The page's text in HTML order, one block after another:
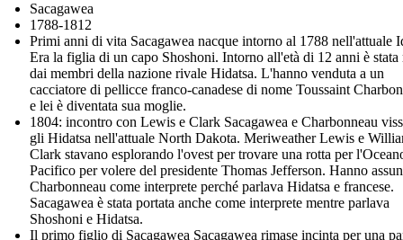
Sacagawea
1788-1812
Primi anni di vita Sacagawea nacque intorno al 1788 nell'attuale
Era la figlia di un capo Shoshoni. Intorno all'età di 12 anni è stata
dai membri della nazione rivale Hidatsa. L'hanno venduta a un
cacciatore di pellicce franco-canadese di nome Toussaint
e lei è diventata sua moglie.
1804: incontro con Lewis e Clark Sacagawea e Charbonneau
gli Hidatsa nell'attuale North Dakota. Meriweather Lewis e
Clark stavano esplorando l'ovest per trovare una rotta per
Pacifico per volere del presidente Thomas Jefferson. Hanno
Charbonneau come interprete perché parlava Hidatsa e francese.
Sacagawea è stata portata anche come interprete mentre parlava
Shoshoni e Hidatsa.
Il primo figlio di Sacagawea Sacagawea rimase incinta per una